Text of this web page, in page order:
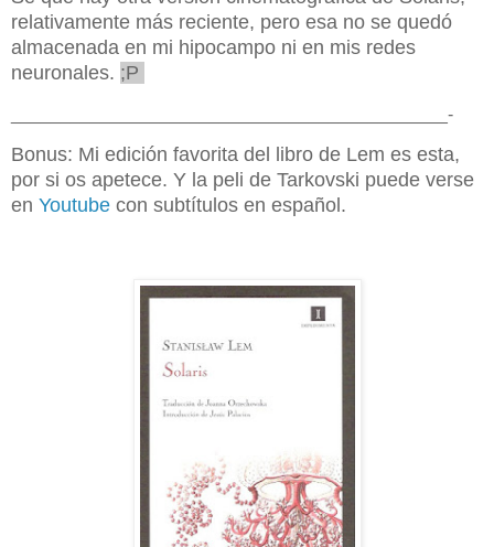
relativamente más reciente, pero esa no se quedó
almacenada en mi hipocampo ni en mis redes
neuronales. ;P
____________________________________________-
Bonus: Mi edición favorita del libro de Lem es esta,
por si os apetece. Y la peli de Tarkovski puede verse
en Youtube con subtítulos en español.